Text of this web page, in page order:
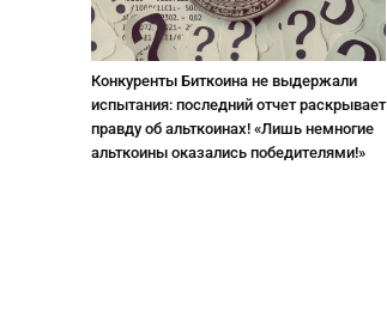
Конкуренты Биткоина не выдержали
испытания: последний отчет раскрывает
правду об альткоинах! «Лишь немногие
альткоины оказались победителями!»